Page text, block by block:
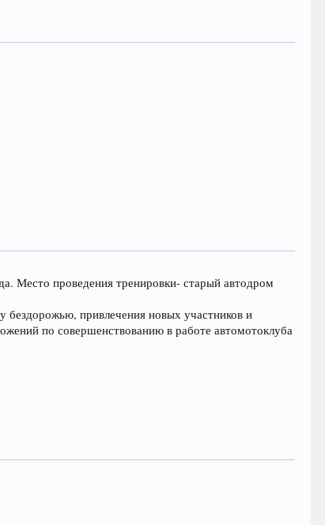
Место проведения тренировки- старый автодром
бездорожью, привлечения новых участников и
по совершенствованию в работе автомотоклуба